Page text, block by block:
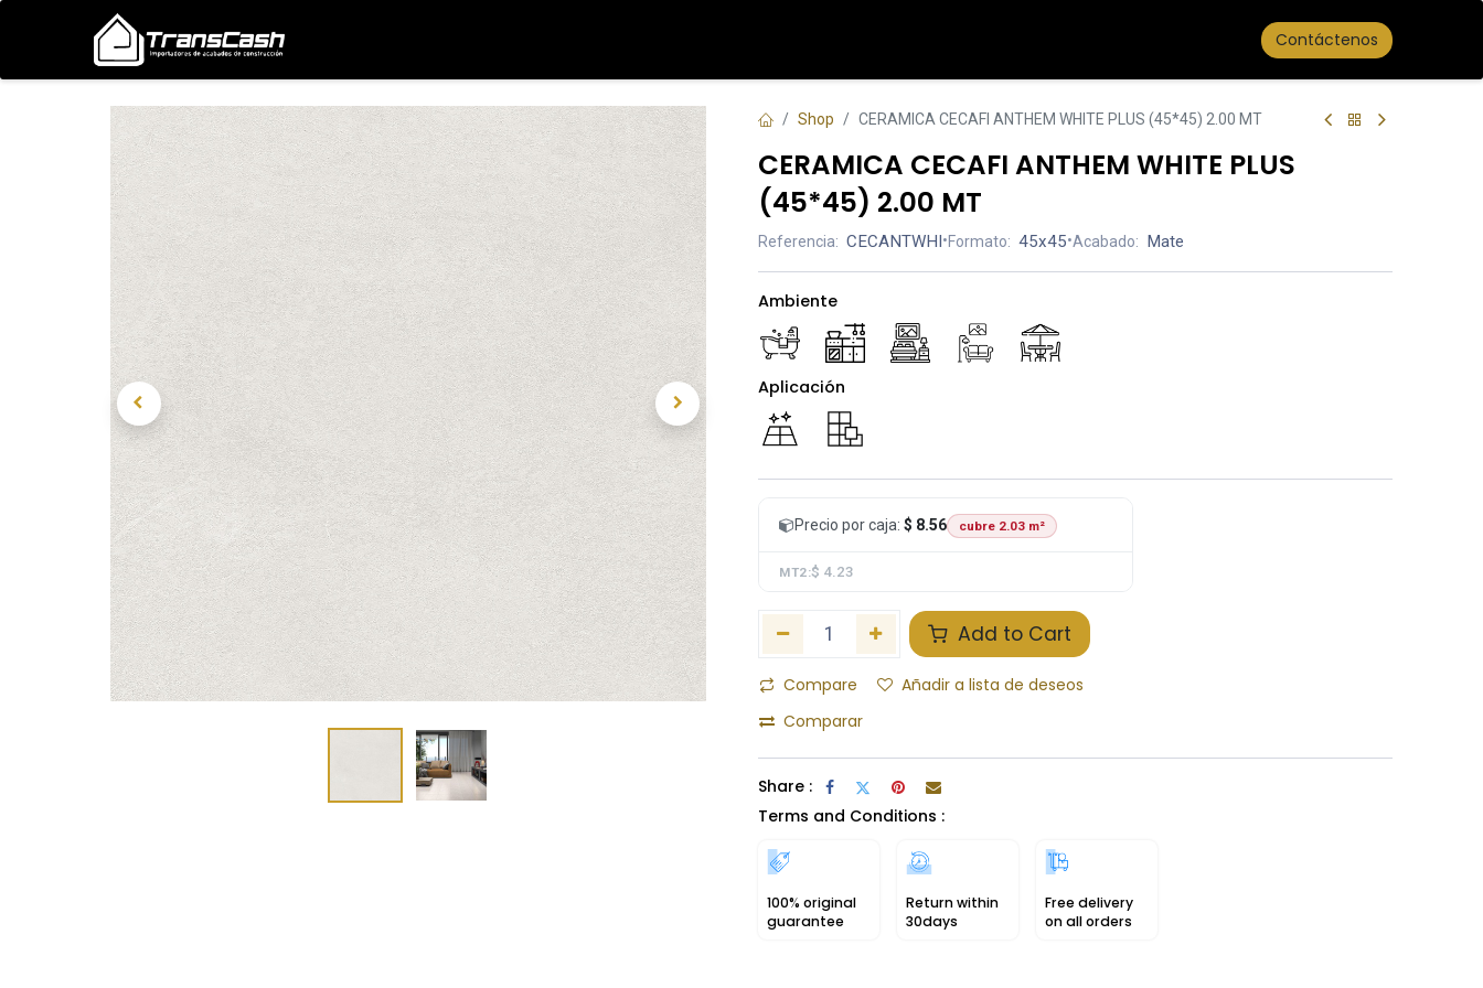
Contáctenos
Shop CERAMICA CECAFI ANTHEM WHITE PLUS (45*45) 2.00 MT
CERAMICA CECAFI ANTHEM WHITE PLUS
(45*45) 2.00 MT
Referencia: CECANTWHI•Formato: 45x45•Acabado: Mate
Ambiente
Aplicación
Precio por caja: $ 8.56 cubre 2.03 m²
MT2:$ 4.23
Add to Cart
Compare
Añadir a lista de deseos
Comparar
Share :
Terms and Conditions :
100% original
guarantee
Return within
30days
Free delivery
on all orders